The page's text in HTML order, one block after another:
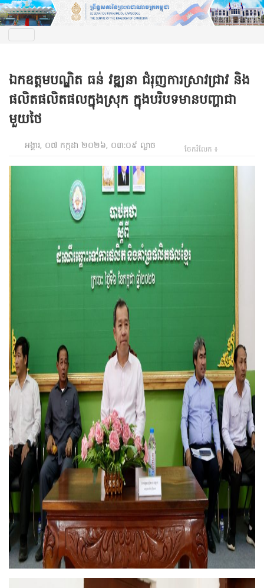
ឯកឧត្តមបណ្ឌិត ធន់ វឌ្ឍនា ជំរុញការស្រាវជ្រាវ និង
ផលិតផលិតផលក្នុងស្រុក ក្នុងបរិបទមានបញ្ហាជា
មួយថៃ
អង្គារ, ០៧ កក្កដា ២០២៦, ០៣:០៩ ល្ងាច ចែករំលែក ៖